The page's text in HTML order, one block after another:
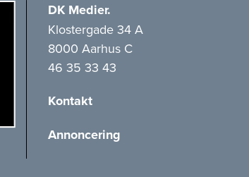
DK Medier.
Klostergade 34 A
8000 Aarhus C
46 35 33 43
Kontakt
Annoncering